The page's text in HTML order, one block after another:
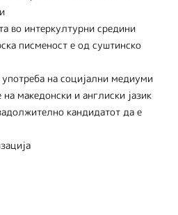
во интеркултурни средини
писменост е од суштинско
на социјални медиуми
македонски и англиски јазик
кандидатот да е